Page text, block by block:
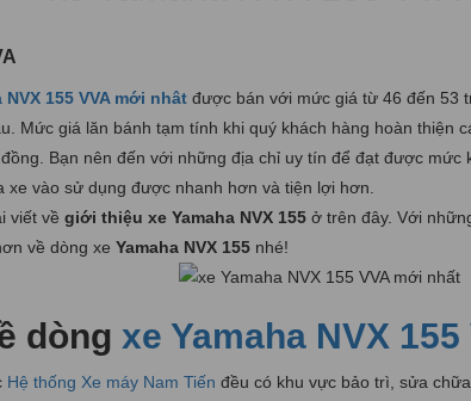
NVX 155 VVA mới nhât được bán với mức giá từ 46 đến 53
Mức giá lăn bánh tạm tính khi quý khách hàng hoàn thiện
Bạn nên đến với những địa chỉ uy tín để đạt được mức
xe vào sử dụng được nhanh hơn và tiện lợi hơn.
viết về giới thiệu xe Yamaha NVX 155 ở trên đây. Với
về dòng xe Yamaha NVX 155 nhé!
dòng xe Yamaha NVX
Hệ thống Xe máy Nam Tiến đều có khu vực bảo trì, sửa